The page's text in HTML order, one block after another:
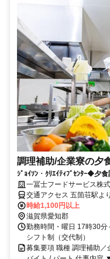
調理補助/企業寮の夕
ｼﾞｮｲｿﾝ・ｸﾘｴｲﾃｨﾌﾞｾﾝﾀｰ◆夕
一冨士フードサービス株
交通アクセス 五箇荘駅よ
ートル
時給1,100円以上
滋賀県愛知郡
勤務時間・曜日 17時30
シフト制（交代制）
募集要項 職種 調理補助